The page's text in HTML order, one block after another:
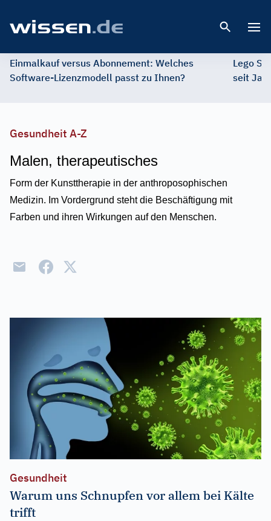
Einmalkauf versus Abonnement: Welches
Software-Lizenzmodell passt zu Ihnen?
Lego
seit
Gesundheit A-Z
Malen, therapeutisches
Form der Kunsttherapie in der anthroposophischen
Medizin. Im Vordergrund steht die Beschäftigung mit
Farben und ihren Wirkungen auf den Menschen.
Gesundheit
Warum uns Schnupfen vor allem bei Kälte
trifft